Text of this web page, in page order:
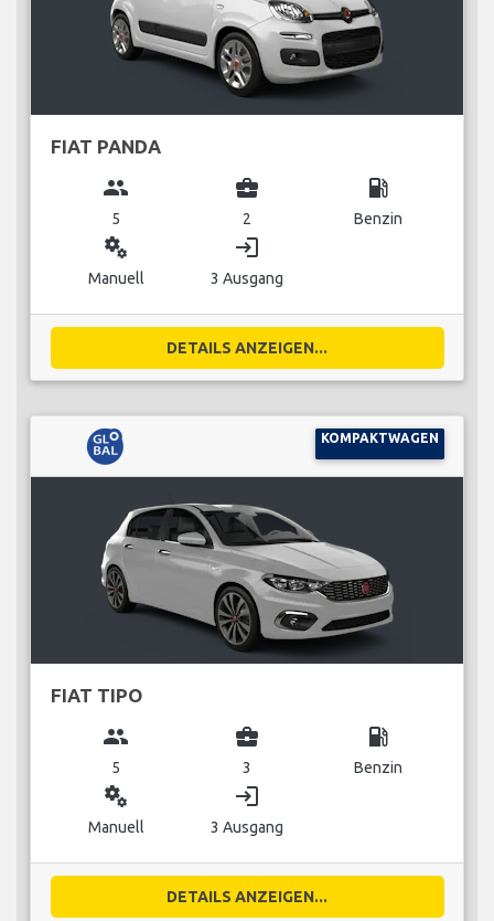
FIAT PANDA
group
5
business_center
2
local_gas_station
Benzin
miscellaneous_services
Manuell
login
3 Ausgang
DETAILS ANZEIGEN...
KOMPAKTWAGEN
FIAT TIPO
group
5
business_center
3
local_gas_station
Benzin
miscellaneous_services
Manuell
login
3 Ausgang
DETAILS ANZEIGEN...